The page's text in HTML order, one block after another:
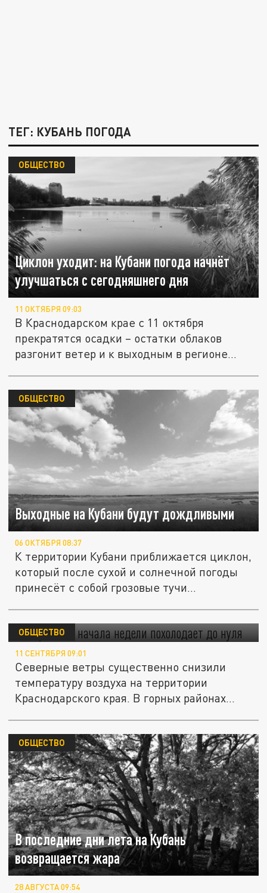
ТЕГ: КУБАНЬ ПОГОДА
Циклон уходит: на Кубани погода начнёт
улучшаться с сегодняшнего дня
ОБЩЕСТВО
11 ОКТЯБРЯ 09:03
В Краснодарском крае с 11 октября
прекратятся осадки – остатки облаков
разгонит ветер и к выходным в регионе...
Выходные на Кубани будут дождливыми
ОБЩЕСТВО
06 ОКТЯБРЯ 08:37
К территории Кубани приближается циклон,
который после сухой и солнечной погоды
принесёт с собой грозовые тучи...
На Кубани с начала недели похолодает до
нуля
ОБЩЕСТВО
11 СЕНТЯБРЯ 09:01
Северные ветры существенно снизили
температуру воздуха на территории
Краснодарского края. В горных районах...
В последние дни лета на Кубань
возвращается жара
ОБЩЕСТВО
28 АВГУСТА 09:54